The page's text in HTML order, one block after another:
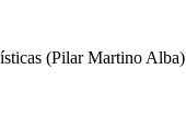
(Pilar Martino Alba)